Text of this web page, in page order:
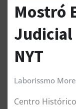
Mostró
Judicial
NYT
Laborissmo
Centro